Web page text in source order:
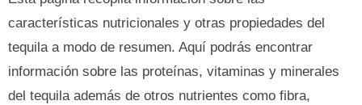
características nutricionales y otras propiedades del
tequila a modo de resumen. Aquí podrás encontrar
información sobre las proteínas, vitaminas y minerales
del tequila además de otros nutrientes como fibra,